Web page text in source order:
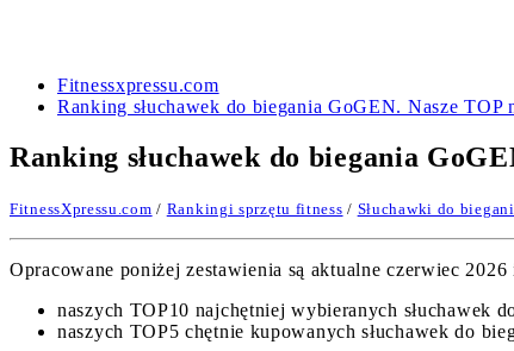
Fitnessxpressu.com
Ranking słuchawek do biegania GoGEN. Nasze TOP
Ranking słuchawek do biegania
FitnessXpressu.com / Rankingi sprzętu fitness / Słuchawki do
Opracowane poniżej zestawienia są aktualne czerwiec
naszych TOP10 najchętniej wybieranych słuchawek
naszych TOP5 chętnie kupowanych słuchawek do